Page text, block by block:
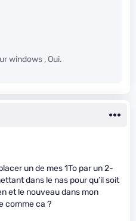
windows , Oui.
un de mes 1To par un 2-
dans le nas pour qu’il soit
et le nouveau dans mon
comme ca ?